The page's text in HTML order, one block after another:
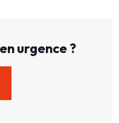
urgence ?